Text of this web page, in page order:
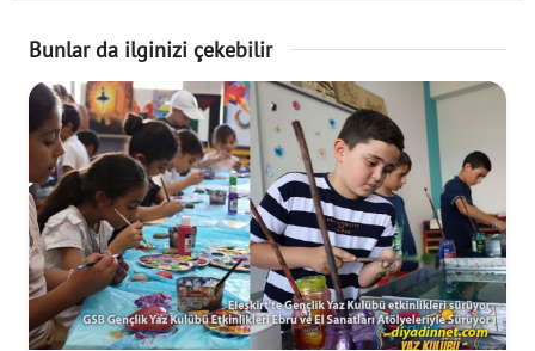
Bunlar da ilginizi çekebilir